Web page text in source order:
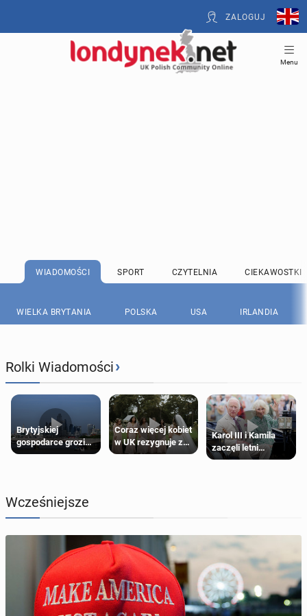
ZALOGUJ
Menu
WIADOMOŚCI SPORT CZYTELNIA CIEKAWOSTKI
WIELKA BRYTANIA POLSKA USA IRLANDIA
Rolki Wiadomości›
Brytyjskiej
gospodarce grozi
recesja, jeśli
Coraz więcej kobiet
w UK rezygnuje z
roli druhny na
Karol III i Kamila
zaczęli letni
odpoczynek po
Wcześniejsze